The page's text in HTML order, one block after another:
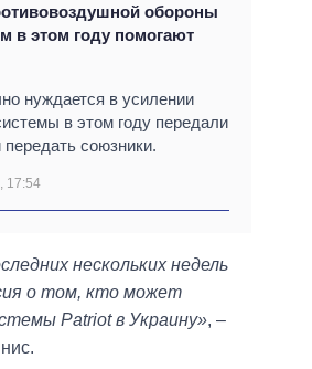
обороны
в этом году помогают
нуждается в усилении
в этом году передали
союзники.
17:54
нескольких недель
о том, кто может
Patriot в Украину», –